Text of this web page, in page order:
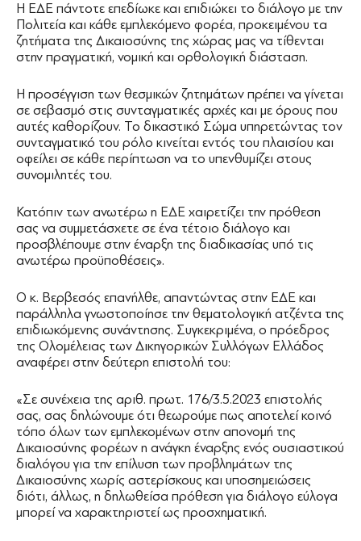
Η ΕΔΕ πάντοτε επεδίωκε και επιδιώκει το διάλογο με την
Πολιτεία και κάθε εμπλεκόμενο φορέα, προκειμένου τα
ζητήματα της Δικαιοσύνης της χώρας μας να τίθενται
στην πραγματική, νομική και ορθολογική διάσταση.
Η προσέγγιση των θεσμικών ζητημάτων πρέπει να γίνεται
σε σεβασμό στις συνταγματικές αρχές και με όρους που
αυτές καθορίζουν. Το δικαστικό Σώμα υπηρετώντας τον
συνταγματικό του ρόλο κινείται εντός του πλαισίου και
οφείλει σε κάθε περίπτωση να το υπενθυμίζει στους
συνομιλητές του.
Κατόπιν των ανωτέρω η ΕΔΕ χαιρετίζει την πρόθεση
σας να συμμετάσχετε σε ένα τέτοιο διάλογο και
προσβλέπουμε στην έναρξη της διαδικασίας υπό τις
ανωτέρω προϋποθέσεις».
Ο κ. Βερβεσός επανήλθε, απαντώντας στην ΕΔΕ και
παράλληλα γνωστοποίησε την θεματολογική ατζέντα της
επιδιωκόμενης συνάντησης. Συγκεκριμένα, ο πρόεδρος
της Ολομέλειας των Δικηγορικών Συλλόγων Ελλάδος
αναφέρει στην δεύτερη επιστολή του:
«Σε συνέχεια της αριθ. πρωτ. 176/3.5.2023 επιστολής
σας, σας δηλώνουμε ότι θεωρούμε πως αποτελεί κοινό
τόπο όλων των εμπλεκομένων στην απονομή της
Δικαιοσύνης φορέων η ανάγκη έναρξης ενός ουσιαστικού
διαλόγου για την επίλυση των προβλημάτων της
Δικαιοσύνης χωρίς αστερίσκους και υποσημειώσεις
διότι, άλλως, η δηλωθείσα πρόθεση για διάλογο εύλογα
μπορεί να χαρακτηριστεί ως προσχηματική.